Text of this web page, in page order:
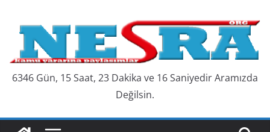
content
6346 Gün, 15 Saat, 23 Dakika ve 17 Saniyedir Aramızda
Değilsin.